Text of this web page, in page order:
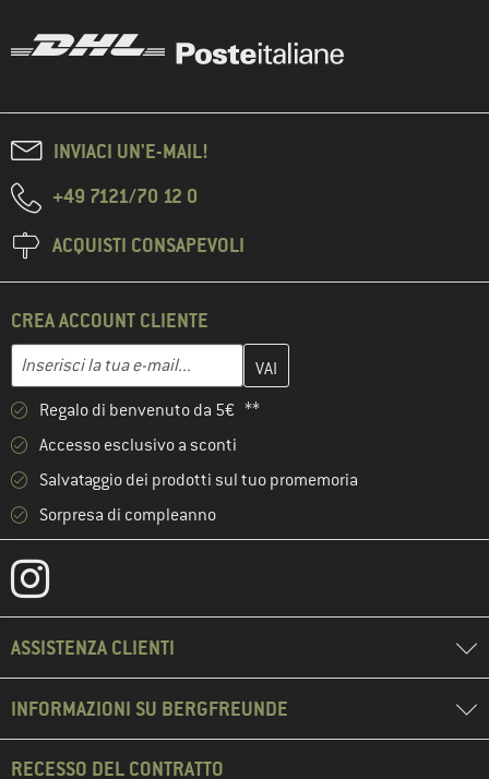
INVIACI UN'E-MAIL!
+49 7121/70 12 0
ACQUISTI CONSAPEVOLI
CREA ACCOUNT CLIENTE
Indirizzo e-mail
Inserisci qui il tuo indirizzo e-mail e crea il tuo account cliente
Regalo di benvenuto da 5€ **
Accesso esclusivo a sconti
Salvataggio dei prodotti sul tuo promemoria
Sorpresa di compleanno
ASSISTENZA CLIENTI
INFORMAZIONI SU BERGFREUNDE
RECESSO DEL CONTRATTO